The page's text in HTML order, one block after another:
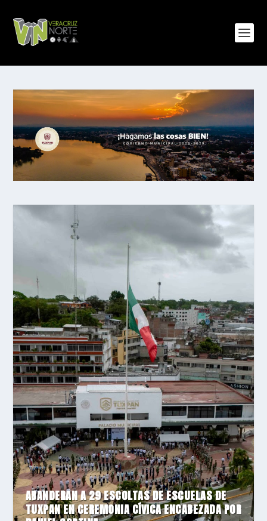
ABANDERAN A 29 ESCOLTAS DE ESCUELAS DE
TUXPAN EN CEREMONIA CÍVICA ENCABEZADA POR